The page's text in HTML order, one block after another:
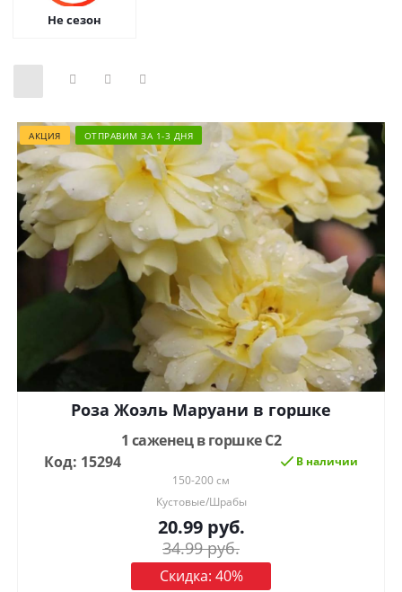
Не сезон
АКЦИЯ ОТПРАВИМ ЗА 1-3 ДНЯ
Роза Жоэль Маруани в горшке
1 саженец в горшке С2
Код: 15294
В наличии
150-200 см
Кустовые/Шрабы
20.99руб.
34.99руб.
Скидка: 40%